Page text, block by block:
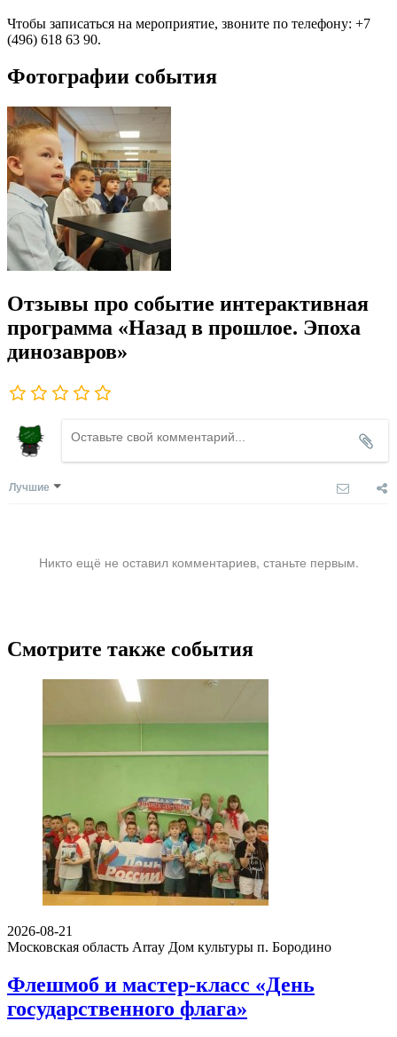
Чтобы записаться на мероприятие, звоните по телефону: +7
(496) 618 63 90.
Фотографии события
Отзывы про событие интерактивная
программа «Назад в прошлое. Эпоха
динозавров»
Лучшие
Никто ещё не оставил комментариев, станьте первым.
Смотрите также события
2026-08-21
Московская область Array Дом культуры п. Бородино
Флешмоб и мастер-класс «День
государственного флага»